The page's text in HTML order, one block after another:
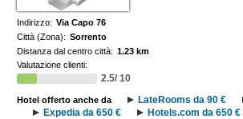
Indirizzo: Via Capo 76
Città (Zona): Sorrento
Distanza dal centro città: 1.23 km
Valutazione clienti:
2.5/ 10
Hotel offerto anche da LateRooms da 90 €
Expedia da 650 €
Hotels.com da 650 €